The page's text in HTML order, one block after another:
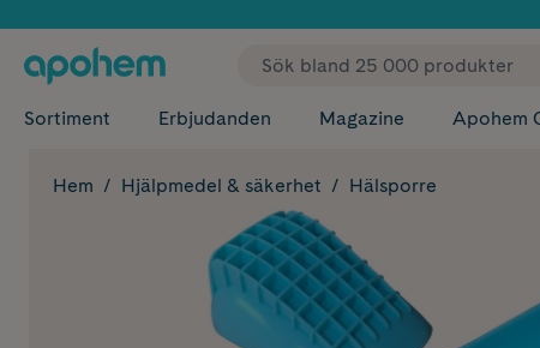
✓ Fri
Sortiment Erbjudanden Magazine Apohem
Hem Hjälpmedel & säkerhet Hälsporre